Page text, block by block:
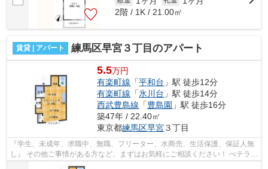
2階 / 1K / 21.00㎡
賃貸 | アパート 練馬区早宮３丁目のアパート
5.5万円
有楽町線 「平和台 」駅 徒歩12分
有楽町線 「氷川台 」駅 徒歩14分
西武豊島線 「豊島園 」駅 徒歩16分
築47年 / 22.40㎡
東京都練馬区早宮３丁目
『学生、未成年、求職中、無職、フリーター、水商売、生活保護、保証人無
し』 その他ご事情がある方など、まずはお気軽にご相談ください！ べテラン
スタッフが対応致しますのでご希望...